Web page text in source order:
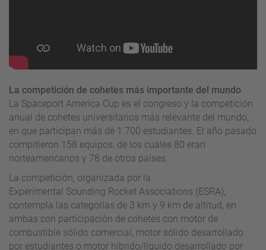
La competición de cohetes más importante del mundo
La Spaceport America Cup es el congreso y la competición
anual de cohetes universitarios más relevante del mundo,
en que participan más de 1.700 estudiantes. El año pasado
compitieron 158 equipos, de los cuales 80 eran
norteamericanos y 78 de otros países.
La competición, organizada por la
Experimental Sounding Rocket Associations (ESRA)
contempla las categorías de 3 km y 9 km de altitud, en
ambas con participación de cohetes con motor de
combustible sólido comercial, motor sólido desarrollado
por estudiantes o motor híbrido/líquido desarrollado por